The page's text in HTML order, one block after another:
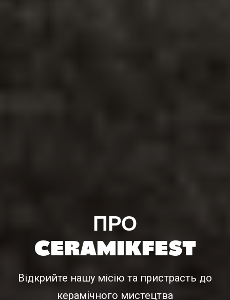
ПРО
CERAMIKFEST
Відкрийте нашу місію та пристрасть до
керамічного мистецтва